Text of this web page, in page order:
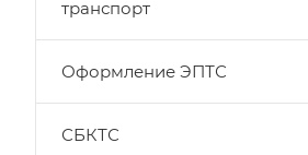
транспорт
Оформление ЭПТС
СБКТС